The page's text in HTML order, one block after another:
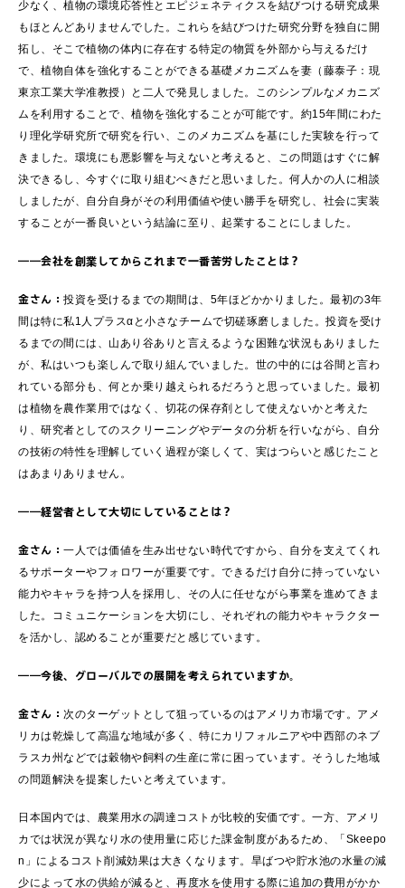
少なく、植物の環境応答性とエピジェネティクスを結びつける研究成果
もほとんどありませんでした。これらを結びつけた研究分野を独自に開
拓し、そこで植物の体内に存在する特定の物質を外部から与えるだけ
で、植物自体を強化することができる基礎メカニズムを妻（藤泰子：現
東京工業大学准教授）と二人で発見しました。このシンプルなメカニズ
ムを利用することで、植物を強化することが可能です。約15年間にわた
り理化学研究所で研究を行い、このメカニズムを基にした実験を行って
きました。環境にも悪影響を与えないと考えると、この問題はすぐに解
決できるし、今すぐに取り組むべきだと思いました。何人かの人に相談
しましたが、自分自身がその利用価値や使い勝手を研究し、社会に実装
することが一番良いという結論に至り、起業することにしました。
――会社を創業してからこれまで一番苦労したことは？
金さん： 投資を受けるまでの期間は、5年ほどかかりました。最初の3年
間は特に私1人プラスαと小さなチームで切磋琢磨しました。投資を受け
るまでの間には、山あり谷ありと言えるような困難な状況もありました
が、私はいつも楽しんで取り組んでいました。世の中的には谷間と言わ
れている部分も、何とか乗り越えられるだろうと思っていました。最初
は植物を農作業用ではなく、切花の保存剤として使えないかと考えた
り、研究者としてのスクリーニングやデータの分析を行いながら、自分
の技術の特性を理解していく過程が楽しくて、実はつらいと感じたこと
はあまりありません。
――経営者として大切にしていることは？
金さん： 一人では価値を生み出せない時代ですから、自分を支えてくれ
るサポーターやフォロワーが重要です。できるだけ自分に持っていない
能力やキャラを持つ人を採用し、その人に任せながら事業を進めてきま
した。コミュニケーションを大切にし、それぞれの能力やキャラクター
を活かし、認めることが重要だと感じています。
――今後、グローバルでの展開を考えられていますか。
金さん： 次のターゲットとして狙っているのはアメリカ市場です。アメ
リカは乾燥して高温な地域が多く、特にカリフォルニアや中西部のネブ
ラスカ州などでは穀物や飼料の生産に常に困っています。そうした地域
の問題解決を提案したいと考えています。
日本国内では、農業用水の調達コストが比較的安価です。一方、アメリ
カでは状況が異なり水の使用量に応じた課金制度があるため、「Skeepo
n」によるコスト削減効果は大きくなります。旱ばつや貯水池の水量の減
少によって水の供給が減ると、再度水を使用する際に追加の費用がかか